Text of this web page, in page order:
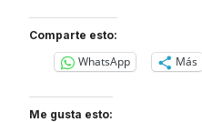
Comparte esto:
WhatsApp Más
Me gusta esto: